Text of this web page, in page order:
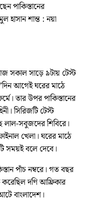
পাকিস্তানের
হাসান শান্ত : নয়া
সকাল সাড়ে ৯টায় টেস্ট
আগেই ঘরের মাঠে
তার উপর পাকিস্তানের
সিরিজটি টেস্ট
লাল-সবুজদের শিবিরে।
খেলা। ঘরের মাঠে
সময়ই বলে দেবে।
পাঁচ নম্বরে। গত বছর
করেছিল দণি আফ্রিকার
বাংলাদেশ।